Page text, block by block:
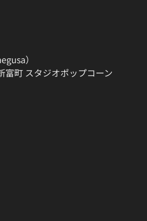
）
富町 スタジオポップコーン